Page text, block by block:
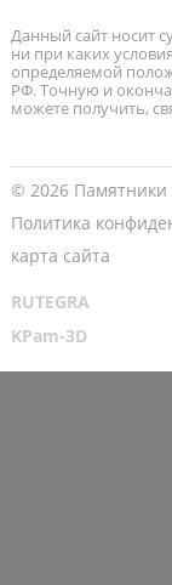
Данный сайт носит
ни при каких
определяемой
РФ. Точную и
можете получить,
© 2026 Памятники
Политика
карта сайта
RUTEGRA
KPam-3D